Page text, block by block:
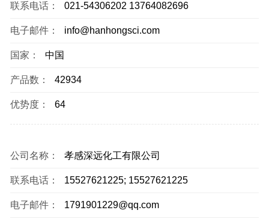
联系电话： 021-54306202 13764082696
电子邮件： info@hanhongsci.com
国家： 中国
产品数： 42934
优势度： 64
公司名称： 孝感深远化工有限公司
联系电话： 15527621225; 15527621225
电子邮件： 1791901229@qq.com